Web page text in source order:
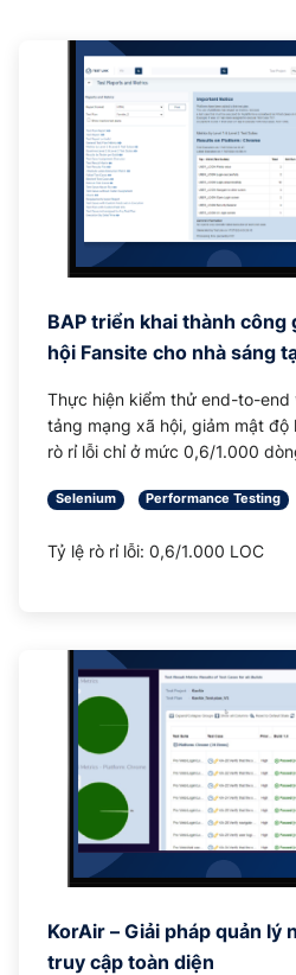
BAP triển khai thành công
hội Fansite cho nhà sáng
Thực hiện kiểm thử end-to-
tảng mạng xã hội, giảm mật
rò rỉ lỗi chỉ ở mức 0,6/1.000
Selenium Performance Testing
Tỷ lệ rò rỉ lỗi: 0,6/1.000 LOC
KorAir – Giải pháp quản lý
truy cập toàn diện